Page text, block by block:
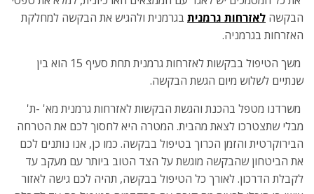
הבקשה לאזרחות גרמנית בגרמנית ולהגיש את הבקשה למחלקת
האזרחות בגרמניה.
משך הטיפול בבקשות לאזרחות גרמנית תחת סעיף 15 הוא בין
שנתיים לשלוש מיום הגשת הבקשה.
משרדנו מטפל בהכנת והגשת הבקשות לאזרחות גרמנית מא' -ת'
מבלי שתצטרכו לצאת מהבית. המטרה היא לחסוך לכם את הטרחה
הבירוקרטית והזמן הכרוך בטיפול בבקשה. כמו כן, אנו נותנים לכם
את הביטחון שהבקשה מוגשת על הצד הטוב ביותר עם מעקב עד
לקבלת הדרכון. לאורך כל הטיפול בבקשה, תהיה לכם גישה לאזור